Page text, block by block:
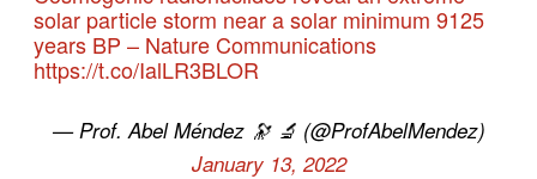
solar particle storm near a solar minimum 9125
years BP – Nature Communications
https://t.co/IalLR3BLOR
— Prof. Abel Méndez 🔭 🔬 (@ProfAbelMendez)
January 13, 2022